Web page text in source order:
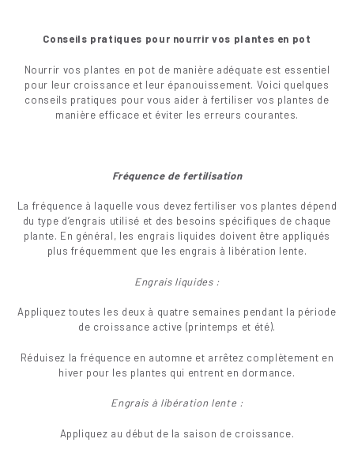
Conseils pratiques pour nourrir vos plantes en pot
Nourrir vos plantes en pot de manière adéquate est essentiel
pour leur croissance et leur épanouissement. Voici quelques
conseils pratiques pour vous aider à fertiliser vos plantes de
manière efficace et éviter les erreurs courantes.
Fréquence de fertilisation
La fréquence à laquelle vous devez fertiliser vos plantes dépend
du type d’engrais utilisé et des besoins spécifiques de chaque
plante. En général, les engrais liquides doivent être appliqués
plus fréquemment que les engrais à libération lente.
Engrais liquides :
Appliquez toutes les deux à quatre semaines pendant la période
de croissance active (printemps et été).
Réduisez la fréquence en automne et arrêtez complètement en
hiver pour les plantes qui entrent en dormance.
Engrais à libération lente :
Appliquez au début de la saison de croissance.